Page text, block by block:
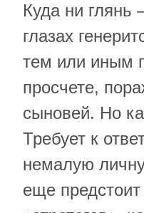
Куда ни глянь
глазах
тем или иным
просчете,
сыновей. Но
Требует к
немалую
еще